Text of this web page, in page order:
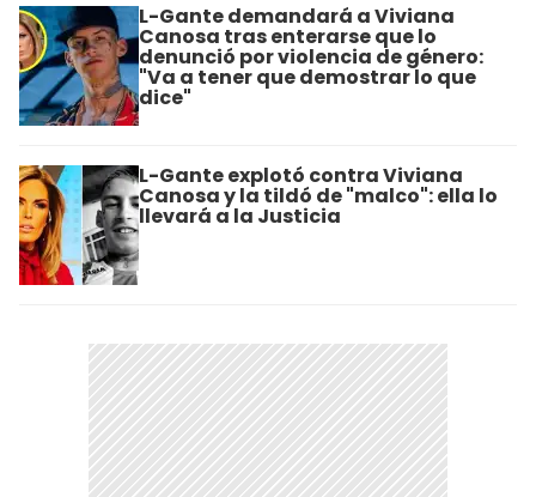
L-Gante demandará a Viviana
Canosa tras enterarse que lo
denunció por violencia de género:
"Va a tener que demostrar lo que
dice"
L-Gante explotó contra Viviana
Canosa y la tildó de "malco": ella lo
llevará a la Justicia